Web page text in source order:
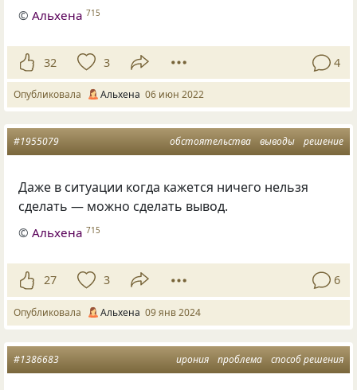
©Альхена 715
32 3 4
Опубликовала Альхена 06 июн 2022
обстоятельства выводы решение
#1955079
Даже в ситуации когда кажется ничего нельзя
сделать — можно сделать вывод.
©Альхена 715
27 3 6
Опубликовала Альхена 09 янв 2024
ирония проблема способ решения
#1386683